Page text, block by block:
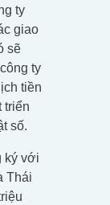
ty
giao
sẽ
ty
tiền
triển
số.
ký với
Thái